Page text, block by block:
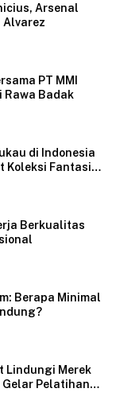
Arsenal
Alvarez
PT MMI
Rawa Badak
di Indonesia
Koleksi Fantasi
Berkualitas
Berapa Minimal
Lindungi Merek
Pelatihan